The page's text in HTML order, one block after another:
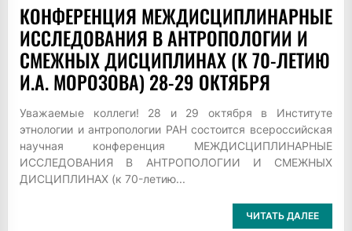
КОНФЕРЕНЦИЯ МЕЖДИСЦИПЛИНАРНЫЕ
ИССЛЕДОВАНИЯ В АНТРОПОЛОГИИ И
СМЕЖНЫХ ДИСЦИПЛИНАХ (К 70-ЛЕТИЮ
И.А. МОРОЗОВА) 28-29 ОКТЯБРЯ
Уважаемые коллеги! 28 и 29 октября в Институте
этнологии и антропологии РАН состоится всероссийская
научная конференция МЕЖДИСЦИПЛИНАРНЫЕ
ИССЛЕДОВАНИЯ В АНТРОПОЛОГИИ И СМЕЖНЫХ
ДИСЦИПЛИНАХ (к 70-летию...
ЧИТАТЬ ДАЛЕЕ